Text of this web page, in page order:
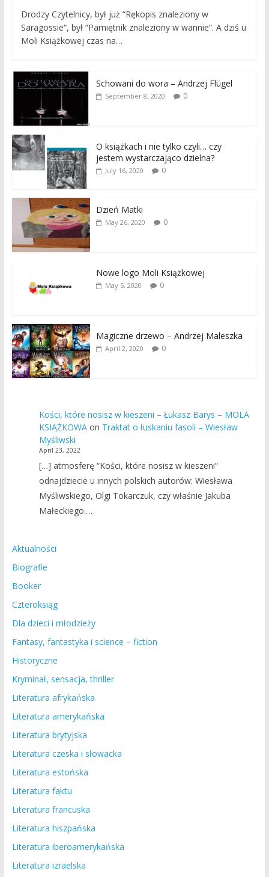
Drodzy Czytelnicy, był już “Rękopis znaleziony w
Saragossie“, był “Pamiętnik znaleziony w wannie“. A dziś u
Moli Książkowej czas na…
Schowani do wora – Andrzej Flügel
September 8, 2020 0
O książkach i nie tylko czyli… czy
jestem wystarczająco dzielna?
July 16, 2020 0
Dzień Matki
May 26, 2020 0
Nowe logo Moli Książkowej
May 5, 2020 0
Magiczne drzewo – Andrzej Maleszka
April 2, 2020 0
Kości, które nosisz w kieszeni – Łukasz Barys – MOLA
KSIĄŻKOWA on Traktat o łuskaniu fasoli – Wiesław
Myśliwski
April 23, 2022
[…] atmosferę “Kości, które nosisz w kieszeni”
odnajdziecie u innych polskich autorów: Wiesława
Myśliwskiego, Olgi Tokarczuk, czy właśnie Jakuba
Małeckiego.…
Aktualności
Biografie
Booker
Czteroksiąg
Dla dzieci i młodzieży
Fantasy, fantastyka i science – fiction
Historyczne
Kryminał, sensacja, thriller
Literatura afrykańska
Literatura amerykańska
Literatura brytyjska
Literatura czeska i słowacka
Literatura estońska
Literatura faktu
Literatura francuska
Literatura hiszpańska
Literatura iberoamerykańska
Literatura izraelska